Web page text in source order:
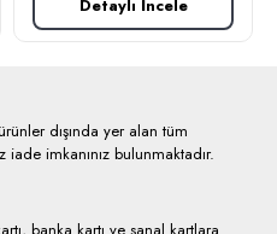
Detaylı İncele
dışında yer alan tüm
imkanınız bulunmaktadır.